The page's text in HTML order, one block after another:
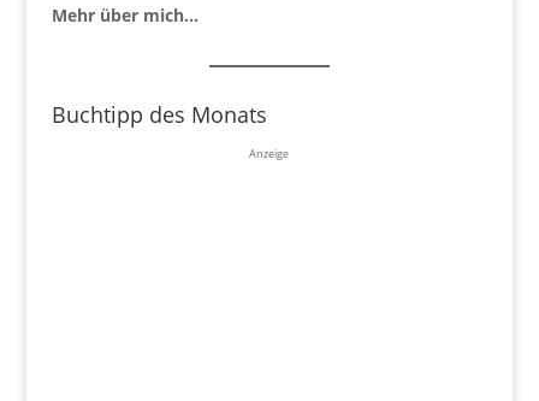
Mehr über mich…
Buchtipp des Monats
Anzeige